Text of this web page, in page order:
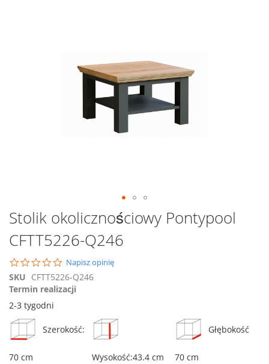
Przejdź
na
początek
galerii
Stolik okolicznościowy Pontypool
CFTT5226-Q246
0.0
star
rating
Napisz opinię
SKU CFTT5226-Q246
Termin realizacji
2-3 tygodni
Szerokość:
70 cm Wysokość:43.4 cm
Głębokość
70 cm